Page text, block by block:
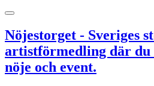
Nöjestorget - Sveriges
artistförmedling där
nöje och event.